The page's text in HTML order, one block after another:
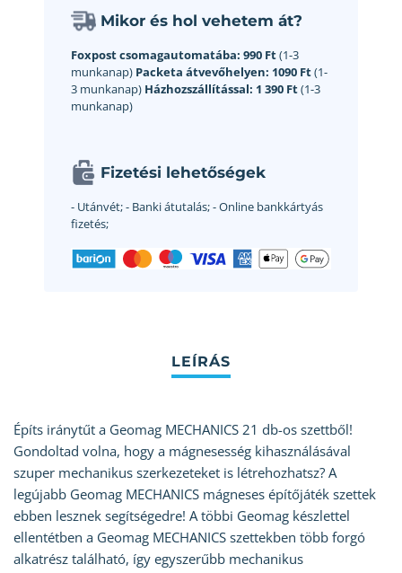
Mikor és hol vehetem át?
Foxpost csomagautomatába: 990 Ft(1-3
munkanap) Packeta átvevőhelyen: 1090 Ft(1-
3 munkanap) Házhozszállítással: 1 390 Ft(1-3
munkanap)
Fizetési lehetőségek
- Utánvét;- Banki átutalás;- Online bankkártyás
fizetés;
Építs iránytűt a Geomag MECHANICS 21 db-os szettből!
Gondoltad volna, hogy a mágnesesség kihasználásával
szuper mechanikus szerkezeteket is létrehozhatsz? A
legújabb Geomag MECHANICS mágneses építőjáték szettek
ebben lesznek segítségedre! A többi Geomag készlettel
ellentétben a Geomag MECHANICS szettekben több forgó
alkatrész található, így egyszerűbb mechanikus